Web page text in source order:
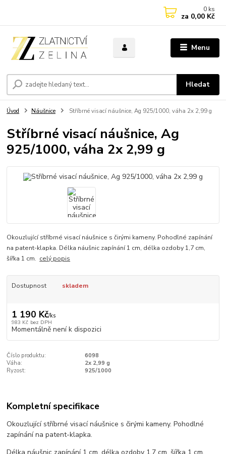
Menu
Hledat
0 ks
za 0,00 Kč
Úvod Náušnice Stříbrné visací náušnice, Ag 925/1000, váha 2x 2,99 g
Stříbrné visací náušnice, Ag
925/1000, váha 2x 2,99 g
Okouzlující stříbrné visací náušnice s čirými kameny. Pohodlné zapínání
na patent-klapka. Délka náušnic zapínání 1 cm, délka ozdoby 1,7 cm,
šířka 1 cm. celý popis
Dostupnost skladem
1 190 Kč/ks
983 Kč bez DPH
Momentálně není k dispozici
Číslo produktu:
6098
Váha:
2x 2,99 g
Ryzost:
925/1000
Kompletní specifikace
Okouzlující stříbrné visací náušnice s čirými kameny. Pohodlné
zapínání na patent-klapka.